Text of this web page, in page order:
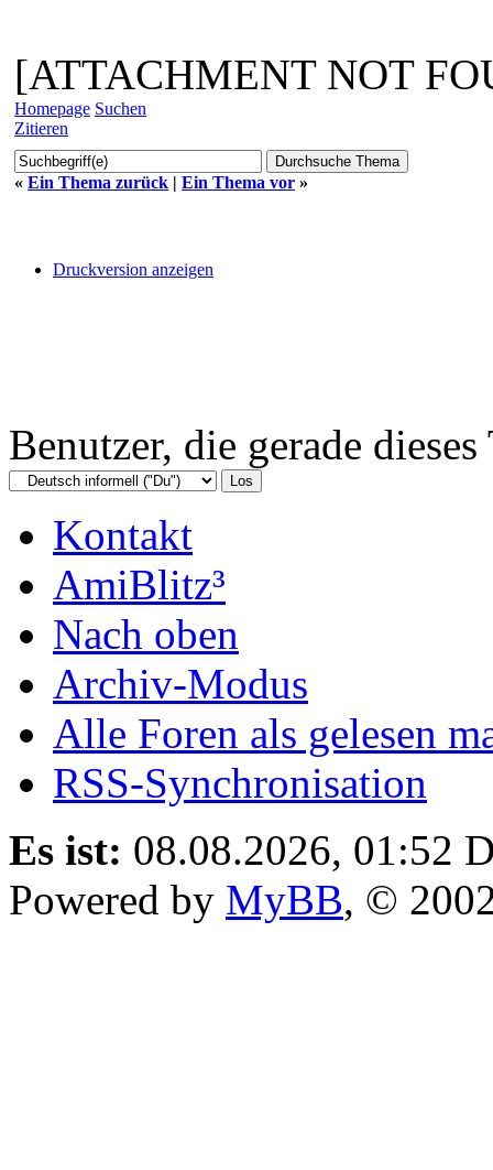
[ATTACHMENT NOT
Homepage Suchen
Zitieren
« Ein Thema zurück | Ein Thema vor »
Druckversion anzeigen
Benutzer, die gerade
Kontakt
AmiBlitz³
Nach oben
Archiv-Modus
Alle Foren als gelesen
RSS-Synchronisation
Es ist: 08.08.2026, 01:52
Powered by MyBB, ©